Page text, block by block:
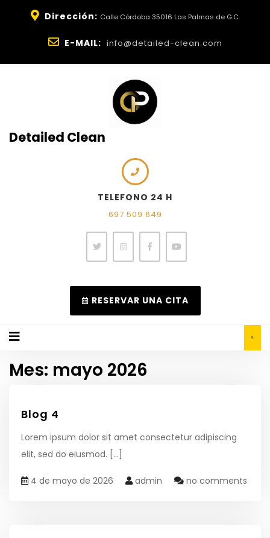
Dirección: Calle Córdoba 35016 Las Palmas de G.C.
E-MAIL: info@detailed-clean.com
Detailed Clean
TELEFONO 24 H
697 509 649
RESERVAR UNA CITA
Mes: mayo 2026
Blog 4
Lorem ipsum dolor sit amet consectetur adipiscing
elit, sed do eiusmod. [...]
4 de mayo de 2026 admin no comments